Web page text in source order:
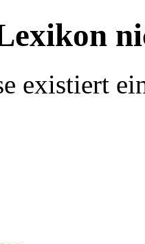
existiert